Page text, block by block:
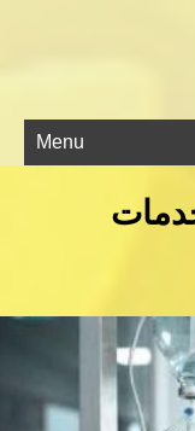
Menu